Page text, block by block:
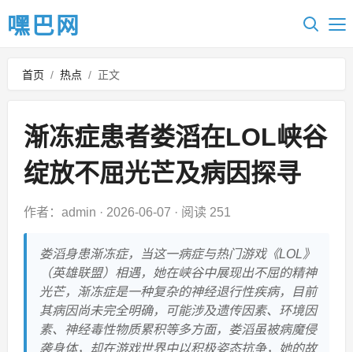
嘿巴网
首页 / 热点 / 正文
渐冻症患者娄滔在LOL峡谷
绽放不屈光芒及病因探寻
作者：admin · 2026-06-07 · 阅读 251
娄滔身患渐冻症，当这一病症与热门游戏《LOL》
（英雄联盟）相遇，她在峡谷中展现出不屈的精神
光芒，渐冻症是一种复杂的神经退行性疾病，目前
其病因尚未完全明确，可能涉及遗传因素、环境因
素、神经毒性物质累积等多方面，娄滔虽被病魔侵
袭身体，却在游戏世界中以积极姿态抗争，她的故